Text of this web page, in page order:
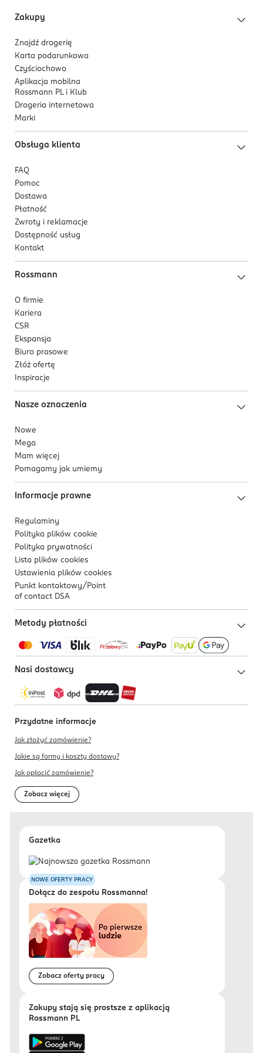
poprawy kondycji skóry.
Zakupy
Znajdź drogerię
Karta podarunkowa
Czyściochowo
Aplikacja mobilna
Rossmann PL i Klub
Drogeria internetowa
Marki
Obsługa klienta
FAQ
Pomoc
Dostawa
Płatność
Zwroty i reklamacje
Dostępność usług
Kontakt
Rossmann
O firmie
Kariera
CSR
Ekspansja
Biuro prasowe
Złóż ofertę
Inspiracje
Nasze oznaczenia
Nowe
Mega
Mam więcej
Pomagamy jak umiemy
Informacje prawne
Regulaminy
Polityka plików cookie
Polityka prywatności
Lista plików cookies
Ustawienia plików cookies
Punkt kontaktowy/ Point
of contact DSA
Metody płatności
Nasi dostawcy
Przydatne informacje
Jak złożyć zamówienie?
Jakie są formy i koszty dostawy?
Jak opłacić zamówienie?
Zobacz więcej
Gazetka
NOWE OFERTY PRACY
Dołącz do zespołu Rossmanna!
Zobacz oferty pracy
Zakupy stają się prostsze z aplikacją
Rossmann PL